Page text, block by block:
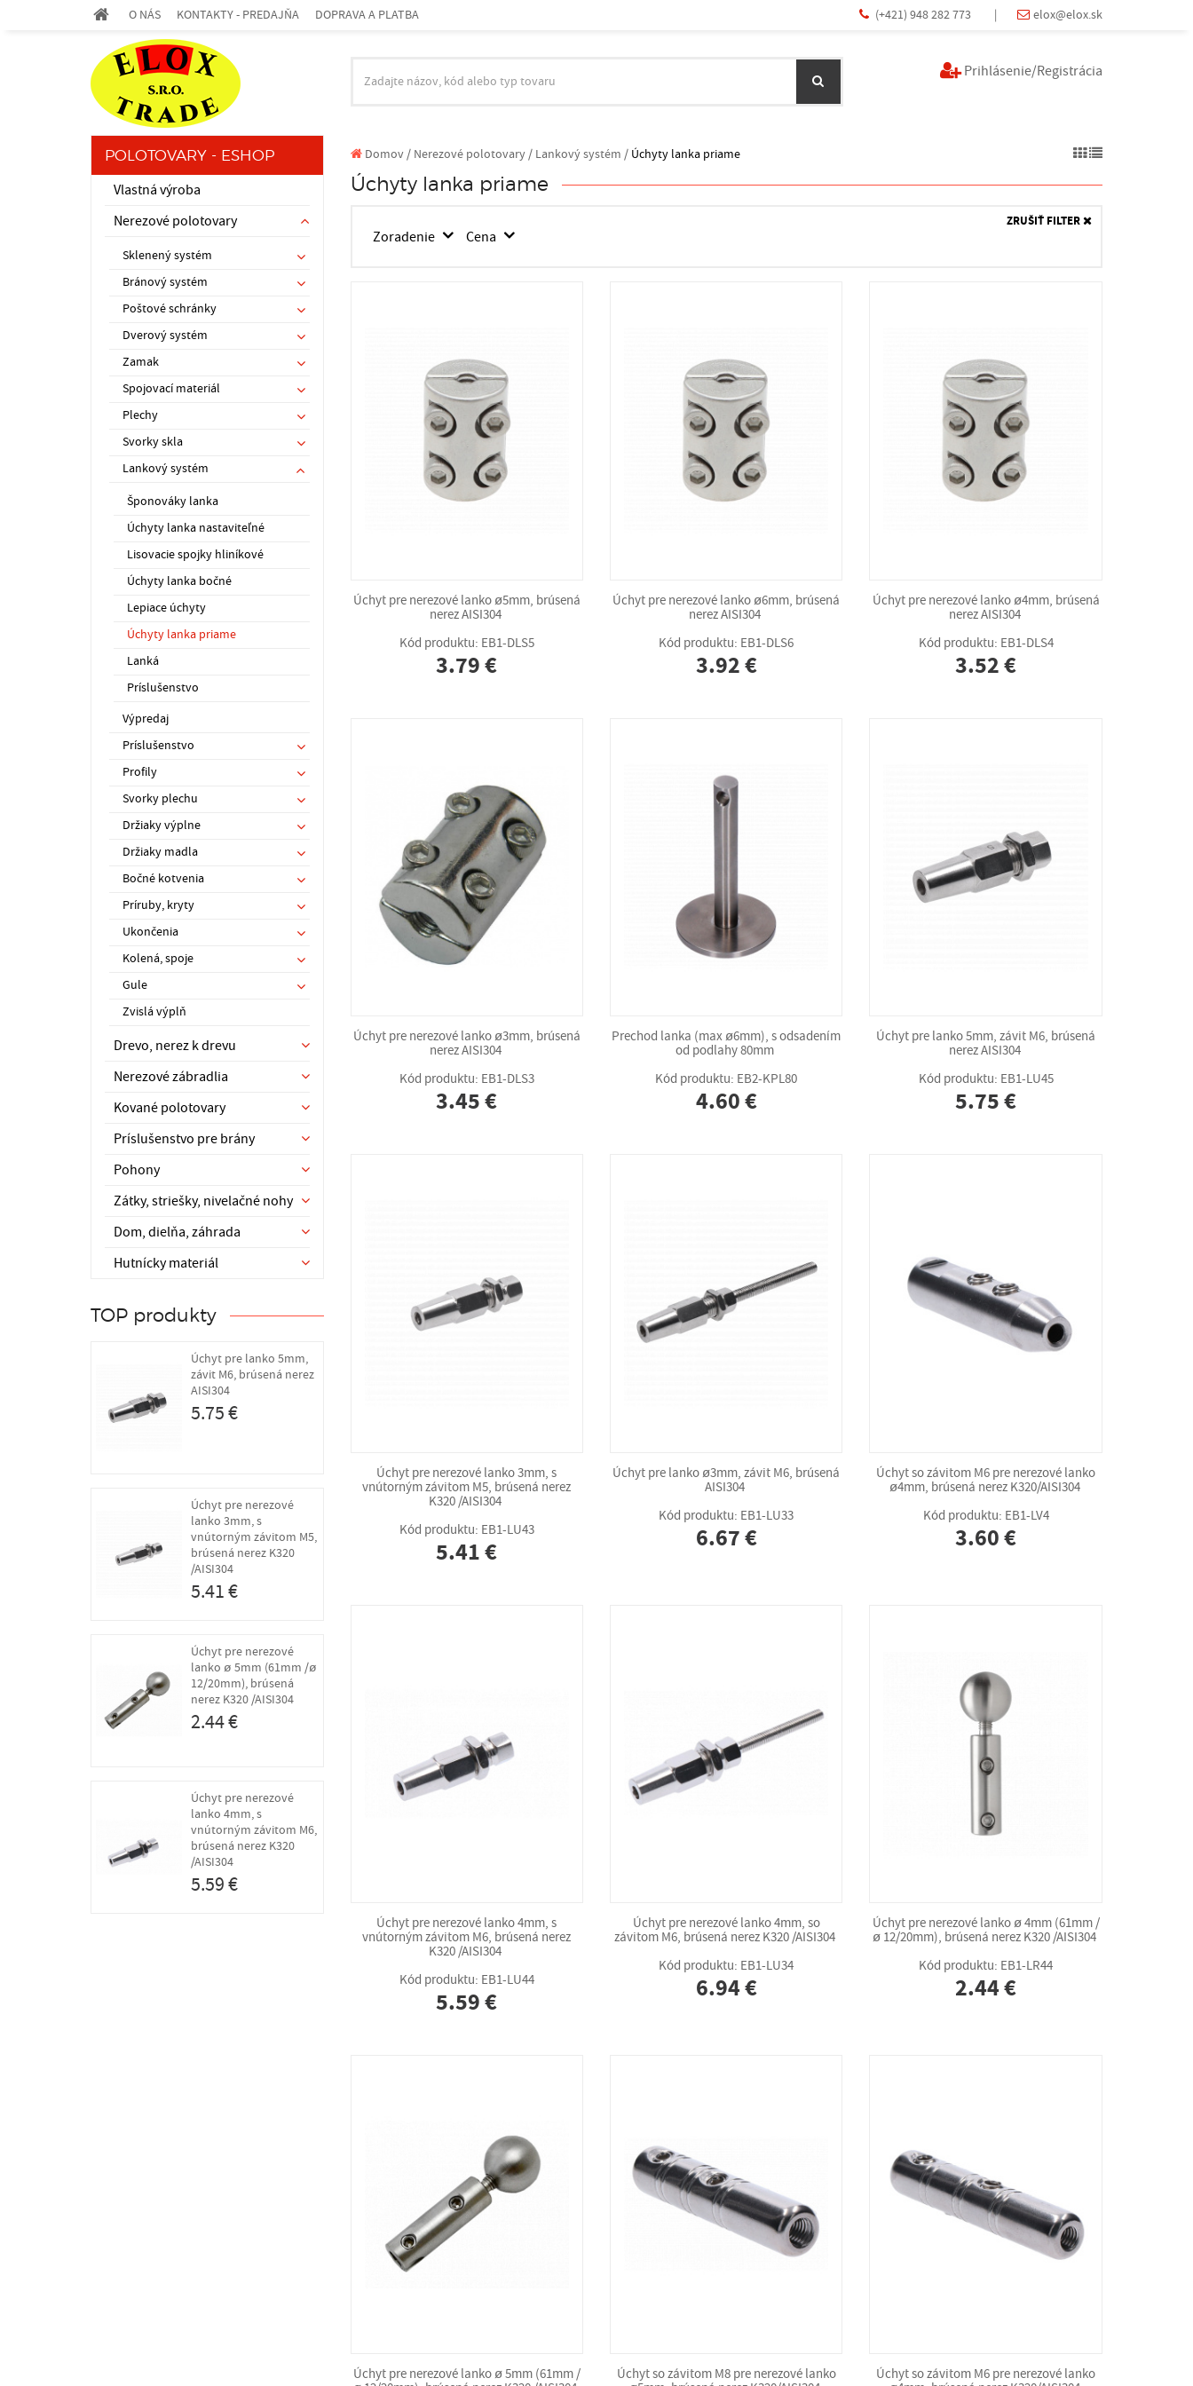
(+421) 948 282 773 | elox@elox.sk
O NÁS KONTAKTY - PREDAJŇA DOPRAVA A PLATBA
Prihlásenie/Registrácia
POLOTOVARY - ESHOP
Vlastná výroba
Nerezové polotovary
Sklenený systém
Bránový systém
Poštové schránky
Dverový systém
Zamak
Spojovací materiál
Plechy
Svorky skla
Lankový systém
Šponováky lanka
Úchyty lanka nastaviteľné
Lisovacie spojky hliníkové
Úchyty lanka bočné
Lepiace úchyty
Úchyty lanka priame
Lanká
Príslušenstvo
Výpredaj
Príslušenstvo
Profily
Svorky plechu
Držiaky výplne
Držiaky madla
Bočné kotvenia
Príruby, kryty
Ukončenia
Kolená, spoje
Gule
Zvislá výplň
Drevo, nerez k drevu
Nerezové zábradlia
Kované polotovary
Príslušenstvo pre brány
Pohony
Zátky, striešky, nivelačné nohy
Dom, dielňa, záhrada
Hutnícky materiál
TOP produkty
Úchyt pre lanko 5mm,
závit M6, brúsená nerez
AISI304
5.75 €
Úchyt pre nerezové
lanko 3mm, s
vnútorným závitom M5,
brúsená nerez K320
/AISI304
5.41 €
Úchyt pre nerezové
lanko ø 5mm (61mm /ø
12/20mm), brúsená
nerez K320 /AISI304
2.44 €
Úchyt pre nerezové
lanko 4mm, s
vnútorným závitom M6,
brúsená nerez K320
/AISI304
5.59 €
Domov/ Nerezové polotovary / Lankový systém / Úchyty lanka priame
Úchyty lanka priame
Zoradenie Cena
ZRUŠIŤ FILTER
Úchyt pre nerezové lanko ø5mm, brúsená
nerez AISI304
Kód produktu: EB1-DLS5
3.79 €
Úchyt pre nerezové lanko ø6mm, brúsená
nerez AISI304
Kód produktu: EB1-DLS6
3.92 €
Úchyt pre nerezové lanko ø4mm, brúsená
nerez AISI304
Kód produktu: EB1-DLS4
3.52 €
Úchyt pre nerezové lanko ø3mm, brúsená
nerez AISI304
Kód produktu: EB1-DLS3
3.45 €
Prechod lanka (max ø6mm), s odsadením
od podlahy 80mm
Kód produktu: EB2-KPL80
4.60 €
Úchyt pre lanko 5mm, závit M6, brúsená
nerez AISI304
Kód produktu: EB1-LU45
5.75 €
Úchyt pre nerezové lanko 3mm, s
vnútorným závitom M5, brúsená nerez
K320 /AISI304
Kód produktu: EB1-LU43
5.41 €
Úchyt pre lanko ø3mm, závit M6, brúsená
AISI304
Kód produktu: EB1-LU33
6.67 €
Úchyt so závitom M6 pre nerezové lanko
ø4mm, brúsená nerez K320/AISI304
Kód produktu: EB1-LV4
3.60 €
Úchyt pre nerezové lanko 4mm, s
vnútorným závitom M6, brúsená nerez
K320 /AISI304
Kód produktu: EB1-LU44
5.59 €
Úchyt pre nerezové lanko 4mm, so
závitom M6, brúsená nerez K320 /AISI304
Kód produktu: EB1-LU34
6.94 €
Úchyt pre nerezové lanko ø 4mm (61mm /
ø 12/20mm), brúsená nerez K320 /AISI304
Kód produktu: EB1-LR44
2.44 €
Úchyt pre nerezové lanko ø 5mm (61mm /
Úchyt so závitom M8 pre nerezové lanko
Úchyt so závitom M6 pre nerezové lanko